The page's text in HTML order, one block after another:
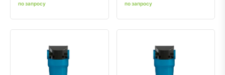
по запросу по запросу